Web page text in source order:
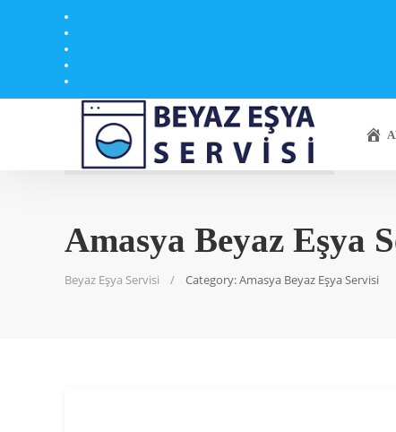
Amasya Beyaz Eşya
Beyaz Eşya Servisi Category: Amasya Beyaz Eşya Servisi